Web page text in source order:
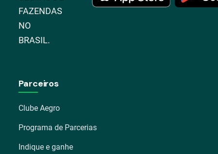
FAZENDAS
NO
BRASIL.
Parceiros
Clube Aegro
Programa de Parcerias
Indique e ganhe